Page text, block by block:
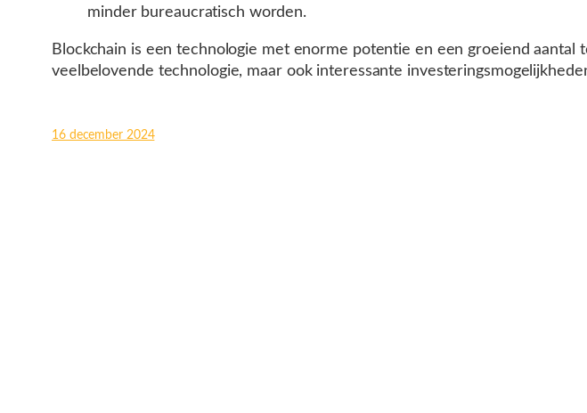
minder bureaucratisch worden.
Blockchain is een technologie met enorme potentie en een groeiend
veelbelovende technologie, maar ook interessante
16 december 2024